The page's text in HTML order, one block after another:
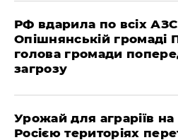
РФ вдарила по всіх
Опішнянській громаді
голова громади
загрозу
Урожай для аграріїв
Росією територіях